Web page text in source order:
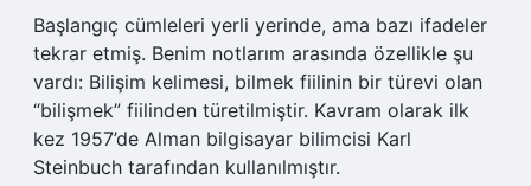
Başlangıç cümleleri yerli yerinde, ama bazı ifadeler
tekrar etmiş. Benim notlarım arasında özellikle şu
vardı: Bilişim kelimesi, bilmek fiilinin bir türevi olan
“bilişmek” fiilinden türetilmiştir. Kavram olarak ilk
kez 1957’de Alman bilgisayar bilimcisi Karl
Steinbuch tarafından kullanılmıştır.